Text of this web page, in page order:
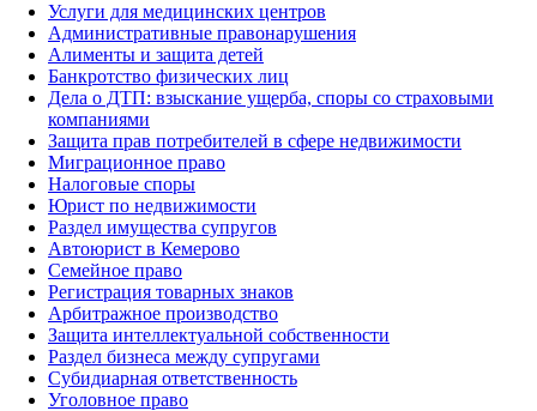
Услуги для медицинских центров
Административные правонарушения
Алименты и защита детей
Банкротство физических лиц
Дела о ДТП: взыскание ущерба, споры со страховыми
компаниями
Защита прав потребителей в сфере недвижимости
Миграционное право
Налоговые споры
Юрист по недвижимости
Раздел имущества супругов
Автоюрист в Кемерово
Семейное право
Регистрация товарных знаков
Арбитражное производство
Защита интеллектуальной собственности
Раздел бизнеса между супругами
Субидиарная ответственность
Уголовное право